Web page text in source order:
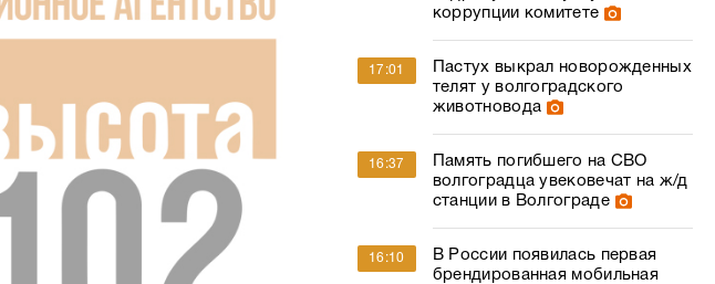
коррупции комитете
17:01
Пастух выкрал новорожденных
телят у волгоградского
животновода
16:37
Память погибшего на СВО
волгоградца увековечат на ж/д
станции в Волгограде
16:10
В России появилась первая
брендированная мобильная